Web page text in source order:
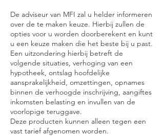
De adviseur van MFI zal u helder informeren
over de te maken keuze. Hierbij zullen de
opties voor u worden doorberekent en kunt
u een keuze maken die het beste bij u past.
Een uitzondering hierbij betreft de
volgende situaties, verhoging van een
hypotheek, ontslag hoofdelijke
aansprakelijkheid, omzettingen, opnames
binnen de verhoogde inschrijving, aangiftes
inkomsten belasting en invullen van de
voorlopige teruggave.
Deze producten kunnen alleen tegen een
vast tarief afgenomen worden.